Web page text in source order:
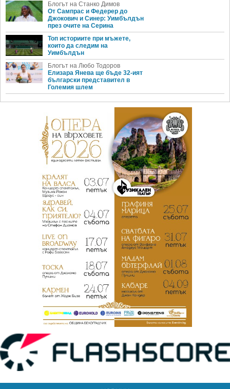
Блогът на Станко Димов
От Сампрас и Федерер до
Джокович и Синер: Уимбълдън
през очите на Серина
Топ историите при мъжете,
които да следим на
Уимбълдън
Блогът на Любо Тодоров
Елизара Янева ще бъде 32-ият
български представител в
Големия шлем